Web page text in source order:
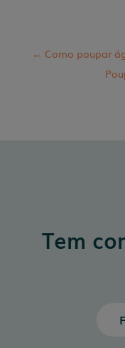
← Como poupar
Tem